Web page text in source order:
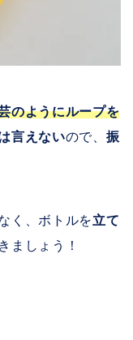
のようにループを
言えないので、 振
く、ボトルを立て
ましょう！